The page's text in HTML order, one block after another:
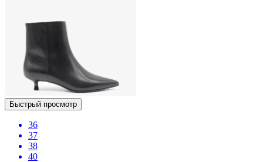
Быстрый просмотр
36
37
38
40